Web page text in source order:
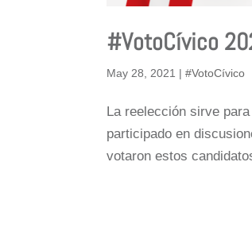
#VotoCívico
May 28, 2021 |#VotoCívico
La reelección sirve
participado en
votaron estos